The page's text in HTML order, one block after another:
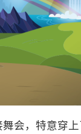
会，特意穿